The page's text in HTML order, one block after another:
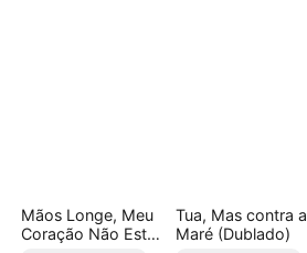
Mãos Longe, Meu
Coração Não Está
Tua, Mas contra a
Maré (Dublado)